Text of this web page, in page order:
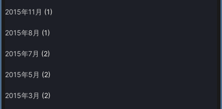
2015年11月 (1)
2015年8月 (1)
2015年7月 (2)
2015年5月 (2)
2015年3月 (2)